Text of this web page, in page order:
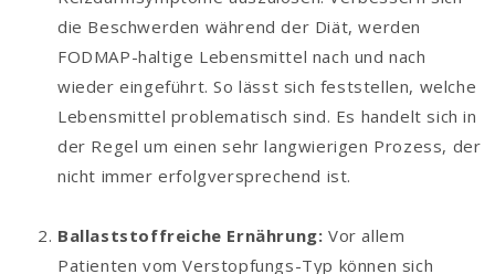
die Beschwerden während der Diät, werden
FODMAP-haltige Lebensmittel nach und nach
wieder eingeführt. So lässt sich feststellen, welche
Lebensmittel problematisch sind. Es handelt sich in
der Regel um einen sehr langwierigen Prozess, der
nicht immer erfolgversprechend ist.
Ballaststoffreiche Ernährung: Vor allem
Patienten vom Verstopfungs-Typ können sich